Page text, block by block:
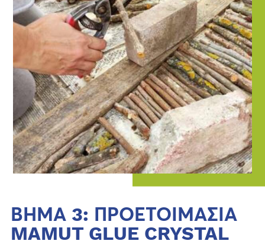
ΒΗΜΑ 3: ΠΡΟΕΤΟΙΜΑΣΙΑ
MAMUT GLUE CRYSTAL